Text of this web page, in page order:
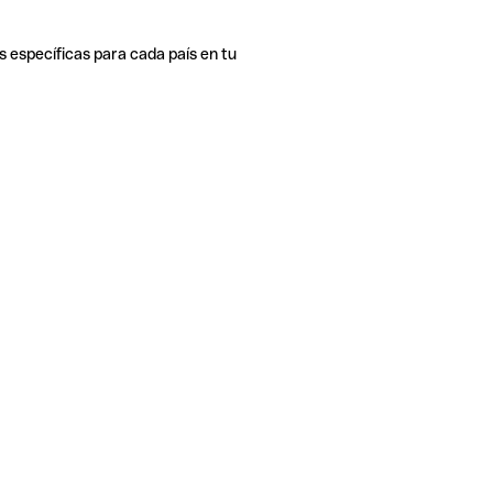
específicas para cada país en tu